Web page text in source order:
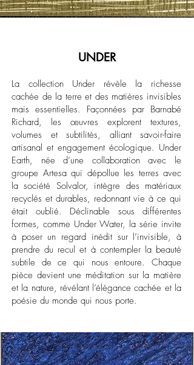
UNDER
La collection Under révèle la richesse
cachée de la terre et des matières invisibles
mais essentielles. Façonnées par Barnabé
Richard, les œuvres explorent textures,
volumes et subtilités, alliant savoir-faire
artisanal et engagement écologique. Under
Earth, née d’une collaboration avec le
groupe Artesa qui dépollue les terres avec
la société Solvalor, intègre des matériaux
recyclés et durables, redonnant vie à ce qui
était oublié. Déclinable sous différentes
formes, comme Under Water, la série invite
à poser un regard inédit sur l’invisible, à
prendre du recul et à contempler la beauté
subtile de ce qui nous entoure. Chaque
pièce devient une méditation sur la matière
et la nature, révélant l’élégance cachée et la
poésie du monde qui nous porte.